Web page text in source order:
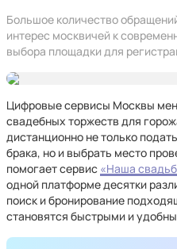
Большое количество
интерес москвичей к
выбора площадки для
Цифровые сервисы Москвы
свадебных торжеств для
дистанционно не только
брака, но и выбрать место
помогает сервис «Наша
одной платформе десятки
поиск и бронирование
становятся быстрыми и